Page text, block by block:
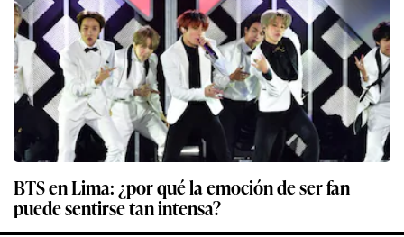
BTS en Lima: ¿por qué la emoción de ser fan
puede sentirse tan intensa?